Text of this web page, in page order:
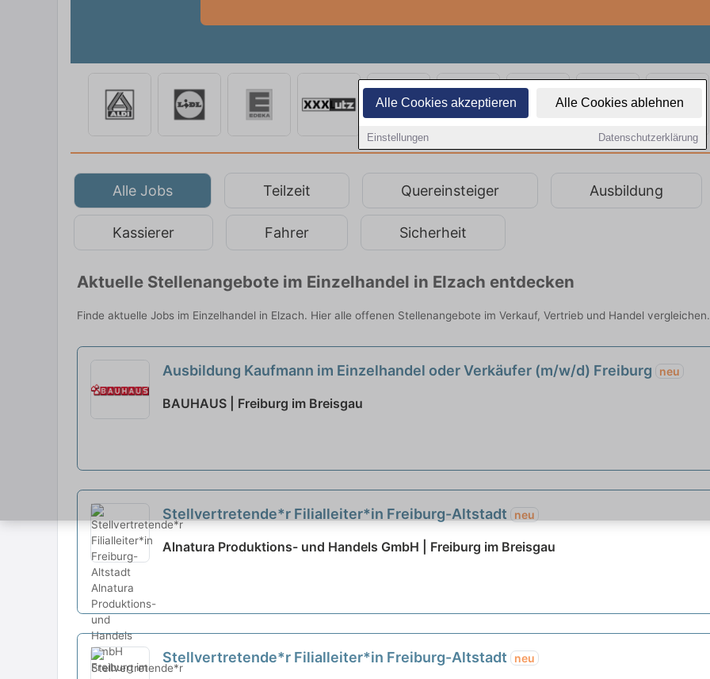
Alle Cookies akzeptieren Alle Cookies ablehnen
Einstellungen Datenschutzerklärung
Alle Jobs Teilzeit Quereinsteiger Ausbildung
Kassierer Fahrer Sicherheit
Aktuelle Stellenangebote im Einzelhandel in Elzach entdecken
Finde aktuelle Jobs im Einzelhandel in Elzach. Hier alle offenen Stellenangebote im Verkauf, Vertrieb und Handel vergleichen.
Ausbildung Kaufmann im Einzelhandel oder Verkäufer (m/w/d) Freiburg neu
BAUHAUS | Freiburg im Breisgau
Stellvertretende*r Filialleiter*in Freiburg-Altstadt neu
Alnatura Produktions- und Handels GmbH | Freiburg im Breisgau
Stellvertretende*r Filialleiter*in Freiburg-Altstadt neu